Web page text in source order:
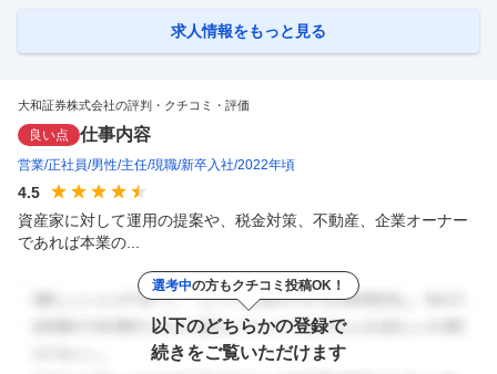
メント部門のリスク管理業務 再生可能エネルギー・インフラ投資等の投
求人情報をもっと見る
大和証券株式会社の評判・クチコミ・評価
良い点 仕事内容
営業 正社員 男性 主任 現職 新卒入社 2022年頃
4.5
資産家に対して運用の提案や、税金対策、不動産、企業オーナー
であれば本業の...
選考中の方もクチコミ投稿OK！
以下のどちらかの登録で
続きをご覧いただけます